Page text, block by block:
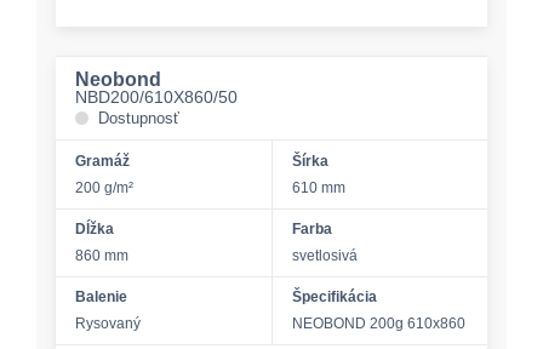
Neobond
NBD200/610X860/50
Dostupnosť
Gramáž
200 g/m²
Šírka
610 mm
Dĺžka
860 mm
Farba
svetlosivá
Balenie
Rysovaný
Špecifikácia
NEOBOND 200g 610x860